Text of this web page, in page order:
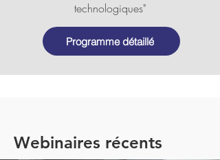
technologiques"
Programme détaillé
Webinaires récents